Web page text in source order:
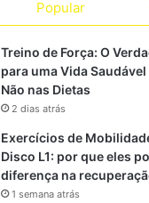
e
b
o
k
e
g
a
t
p
Popular
Treino de Força: O
para uma Vida
Não nas Dietas
2 dias atrás
Exercícios de
Disco L1: por que eles
diferença na
1 semana atrás